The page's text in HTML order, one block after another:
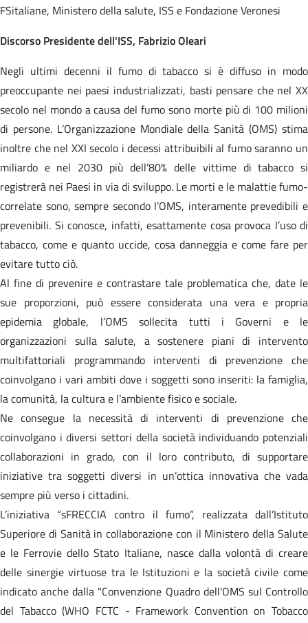
FSitaliane, Ministero della salute, ISS e Fondazione Veronesi
Discorso Presidente dell'ISS, Fabrizio Oleari
Negli ultimi decenni il fumo di tabacco si è diffuso in modo
preoccupante nei paesi industrializzati, basti pensare che nel XX
secolo nel mondo a causa del fumo sono morte più di 100 milioni
di persone. L’Organizzazione Mondiale della Sanità (OMS) stima
inoltre che nel XXI secolo i decessi attribuibili al fumo saranno un
miliardo e nel 2030 più dell’80% delle vittime di tabacco si
registrerà nei Paesi in via di sviluppo. Le morti e le malattie fumo-
correlate sono, sempre secondo l’OMS, interamente prevedibili e
prevenibili. Si conosce, infatti, esattamente cosa provoca l’uso di
tabacco, come e quanto uccide, cosa danneggia e come fare per
evitare tutto ciò.
Al fine di prevenire e contrastare tale problematica che, date le
sue proporzioni, può essere considerata una vera e propria
epidemia globale, l’OMS sollecita tutti i Governi e le
organizzazioni sulla salute, a sostenere piani di intervento
multifattoriali programmando interventi di prevenzione che
coinvolgano i vari ambiti dove i soggetti sono inseriti: la famiglia,
la comunità, la cultura e l’ambiente fisico e sociale.
Ne consegue la necessità di interventi di prevenzione che
coinvolgano i diversi settori della società individuando potenziali
collaborazioni in grado, con il loro contributo, di supportare
iniziative tra soggetti diversi in un’ottica innovativa che vada
sempre più verso i cittadini.
L’iniziativa “sFRECCIA contro il fumo”, realizzata dall’Istituto
Superiore di Sanità in collaborazione con il Ministero della Salute
e le Ferrovie dello Stato Italiane, nasce dalla volontà di creare
delle sinergie virtuose tra le Istituzioni e la società civile come
indicato anche dalla "Convenzione Quadro dell'OMS sul Controllo
del Tabacco (WHO FCTC - Framework Convention on Tobacco